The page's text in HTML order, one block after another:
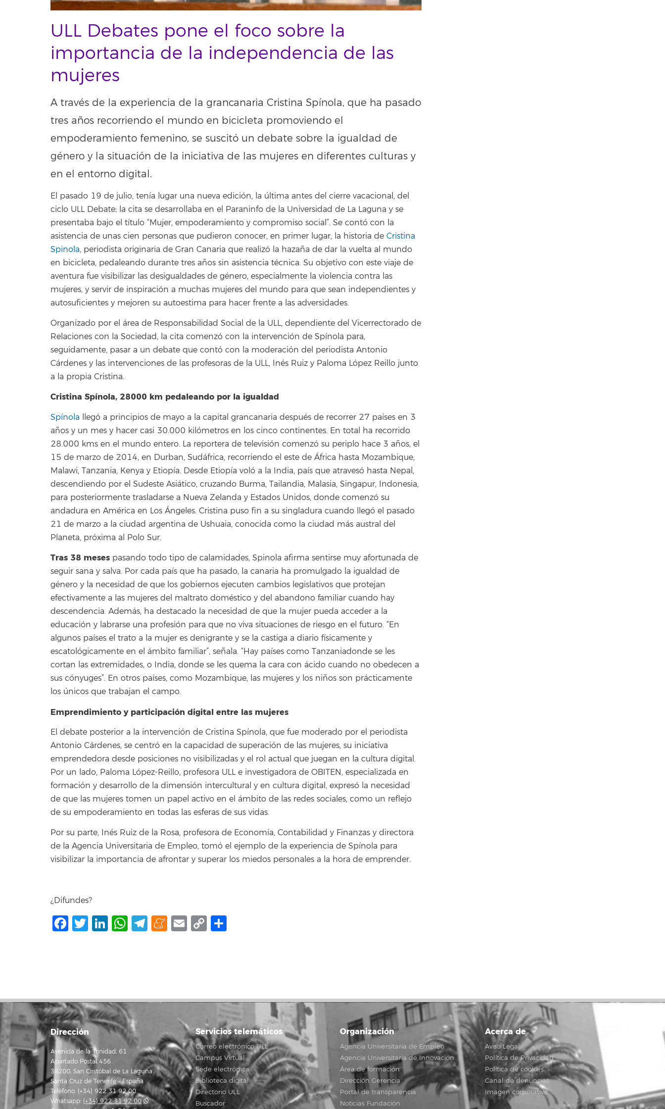
ULL Debates pone el foco sobre la
importancia de la independencia de las
mujeres
A través de la experiencia de la grancanaria Cristina Spínola, que ha pasado
tres años recorriendo el mundo en bicicleta promoviendo el
empoderamiento femenino, se suscitó un debate sobre la igualdad de
género y la situación de la iniciativa de las mujeres en diferentes culturas y
en el entorno digital.
El pasado 19 de julio, tenía lugar una nueva edición, la última antes del cierre vacacional, del
ciclo ULL Debate; la cita se desarrollaba en el Paraninfo de la Universidad de La Laguna y se
presentaba bajo el título “Mujer, empoderamiento y compromiso social”. Se contó con la
asistencia de unas cien personas que pudieron conocer, en primer lugar, la historia de Cristina
Spinola, periodista originaria de Gran Canaria que realizó la hazaña de dar la vuelta al mundo
en bicicleta, pedaleando durante tres años sin asistencia técnica. Su objetivo con este viaje de
aventura fue visibilizar las desigualdades de género, especialmente la violencia contra las
mujeres, y servir de inspiración a muchas mujeres del mundo para que sean independientes y
autosuficientes y mejoren su autoestima para hacer frente a las adversidades.
Organizado por el área de Responsabilidad Social de la ULL, dependiente del Vicerrectorado de
Relaciones con la Sociedad, la cita comenzó con la intervención de Spínola para,
seguidamente, pasar a un debate que contó con la moderación del periodista Antonio
Cárdenes y las intervenciones de las profesoras de la ULL, Inés Ruiz y Paloma López Reillo junto
a la propia Cristina.
Cristina Spínola, 28000 km pedaleando por la igualdad
Spínola
llegó a principios de mayo a la capital grancanaria después de recorrer 27 países en 3
años y un mes y hacer casi 30.000 kilómetros en los cinco continentes. En total ha recorrido
28.000 kms en el mundo entero. La reportera de televisión comenzó su periplo hace 3 años, el
15 de marzo de 2014, en Durban, Sudáfrica, recorriendo el este de África hasta Mozambique,
Malawi, Tanzania, Kenya y Etiopía. Desde Etiopía voló a la India, país que atravesó hasta Nepal,
descendiendo por el Sudeste Asiático, cruzando Burma, Tailandia, Malasia, Singapur, Indonesia,
para posteriormente trasladarse a Nueva Zelanda y Estados Unidos, donde comenzó su
andadura en América en Los Ángeles. Cristina puso fin a su singladura cuando llegó el pasado
21 de marzo a la ciudad argentina de Ushuaia, conocida como la ciudad más austral del
Planeta, próxima al Polo Sur.
Tras 38 meses pasando todo tipo de calamidades, Spinola afirma sentirse muy afortunada de
seguir sana y salva. Por cada país que ha pasado, la canaria ha promulgado la igualdad de
género y la necesidad de que los gobiernos ejecuten cambios legislativos que protejan
efectivamente a las mujeres del maltrato doméstico y del abandono familiar cuando hay
descendencia. Además, ha destacado la necesidad de que la mujer pueda acceder a la
educación y labrarse una profesión para que no viva situaciones de riesgo en el futuro. “En
algunos países el trato a la mujer es denigrante y se la castiga a diario físicamente y
escatológicamente en el ámbito familiar”, señala. “Hay países como Tanzaniadonde se les
cortan las extremidades, o India, donde se les quema la cara con ácido cuando no obedecen a
sus cónyuges”. En otros países, como Mozambique, las mujeres y los niños son prácticamente
los únicos que trabajan el campo.
Emprendimiento y participación digital entre las mujeres
El debate posterior a la intervención de Cristina Spínola, que fue moderado por el periodista
Antonio Cárdenes, se centró en la capacidad de superación de las mujeres, su iniciativa
emprendedora desde posiciones no visibilizadas y el rol actual que juegan en la cultura digital.
Por un lado, Paloma López-Reillo, profesora ULL e investigadora de OBITEN, especializada en
formación y desarrollo de la dimensión intercultural y en cultura digital, expresó la necesidad
de que las mujeres tomen un papel activo en el ámbito de las redes sociales, como un reflejo
de su empoderamiento en todas las esferas de sus vidas.
Por su parte, Inés Ruiz de la Rosa, profesora de Economía, Contabilidad y Finanzas y directora
de la Agencia Universitaria de Empleo, tomó el ejemplo de la experiencia de Spínola para
visibilizar la importancia de afrontar y superar los miedos personales a la hora de emprender.
¿Difundes?
Facebook
Twitter
LinkedIn
WhatsApp
Telegram
Meneame
Email
Copy
Dirección
Avenida de la Trinidad, 61
Apartado Postal 456
38200, San Cristóbal de La Laguna
Santa Cruz de Tenerife - España
Teléfono: (+34) 922 31 92 00
Whatsapp: (+34) 922 31 92 00
Servicios telemáticos
Correo electrónico ULL
Campus Virtual
Sede electrónica
Biblioteca digital
Directorio ULL
Buscador
Organización
Agencia Universitaria de Empleo
Agencia Universitaria de Innovación
Área de formación
Dirección Gerencia
Portal de transparencia
Noticias Fundación
Acerca de
Aviso Legal
Política de Privacidad
Política de cookies
Canal de denuncias
Imagen corporativa